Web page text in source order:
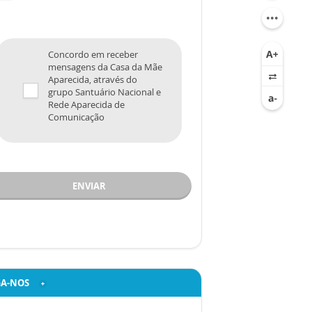
Concordo em receber
mensagens da Casa da Mãe
Aparecida, através do
grupo Santuário Nacional e
Rede Aparecida de
Comunicação
ENVIAR
NOS